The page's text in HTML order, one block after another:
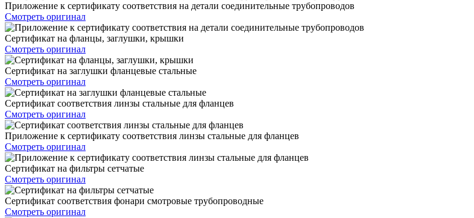
Приложение к сертификату соответствия на детали соединительные трубопроводов
Смотреть оригинал
Сертификат на фланцы, заглушки, крышки
Смотреть оригинал
Сертификат на заглушки фланцевые стальные
Смотреть оригинал
Сертификат соответствия линзы стальные для фланцев
Смотреть оригинал
Приложение к сертификату соответствия линзы стальные для фланцев
Смотреть оригинал
Сертификат на фильтры сетчатые
Смотреть оригинал
Сертификат соответствия фонари смотровые трубопроводные
Смотреть оригинал